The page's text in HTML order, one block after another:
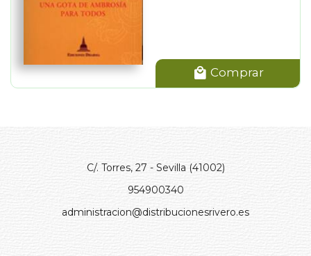
Comprar
C/. Torres, 27 - Sevilla (41002)
954900340
administracion@distribucionesrivero.es